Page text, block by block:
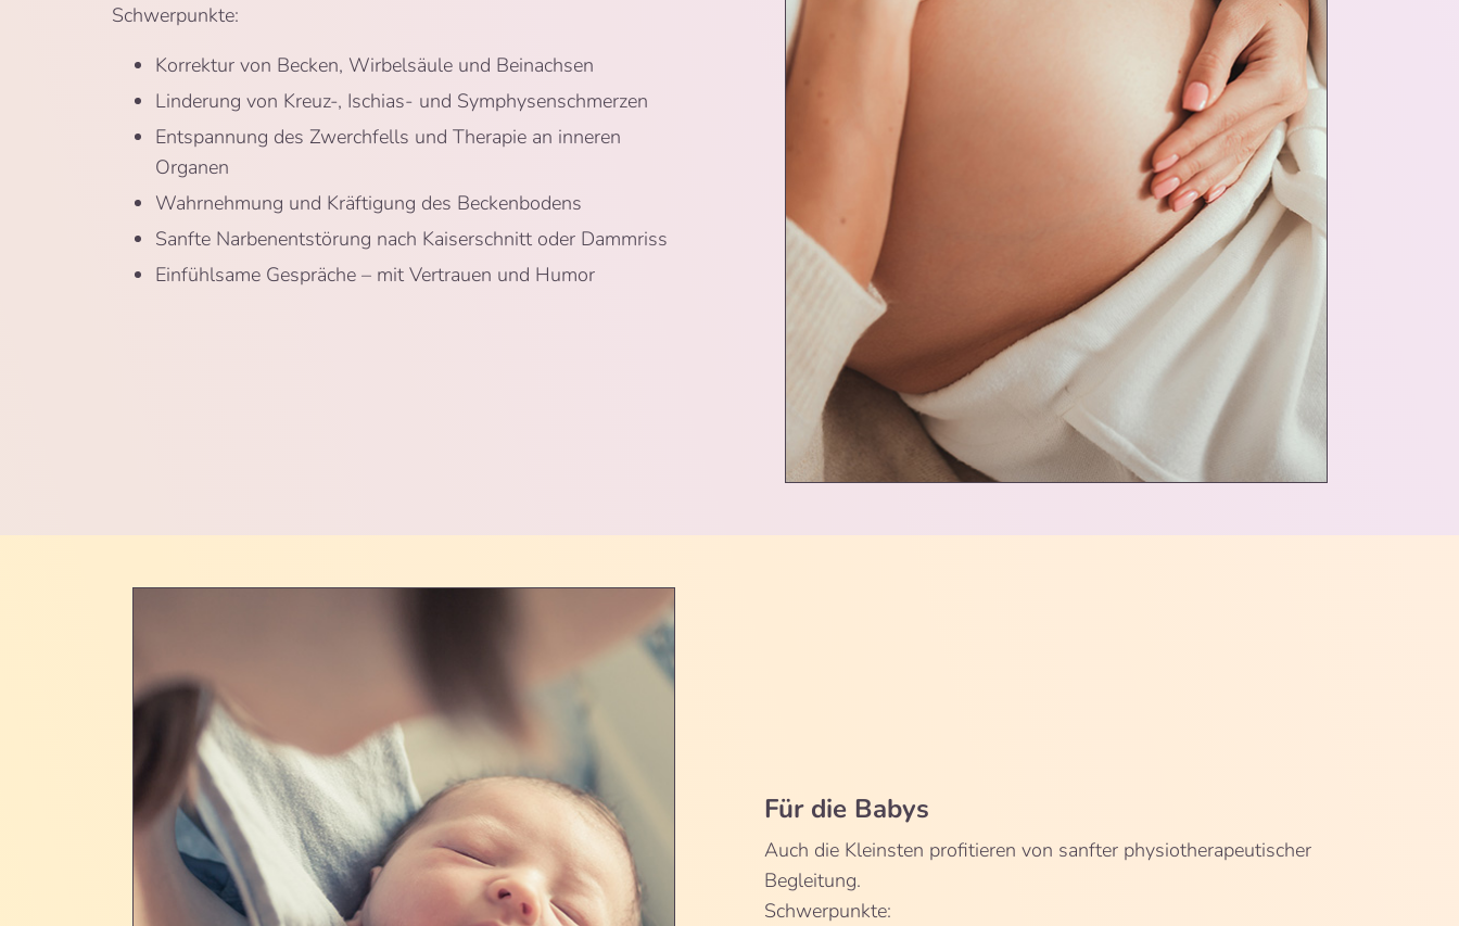
Schwerpunkte:
Korrektur von Becken, Wirbelsäule und Beinachsen
Linderung von Kreuz-, Ischias- und Symphysenschmerzen
Entspannung des Zwerchfells und Therapie an inneren
Organen
Wahrnehmung und Kräftigung des Beckenbodens
Sanfte Narbenentstörung nach Kaiserschnitt oder Dammriss
Einfühlsame Gespräche – mit Vertrauen und Humor
Für die Babys
Auch die Kleinsten profitieren von sanfter physiotherapeutischer
Begleitung.
Schwerpunkte: